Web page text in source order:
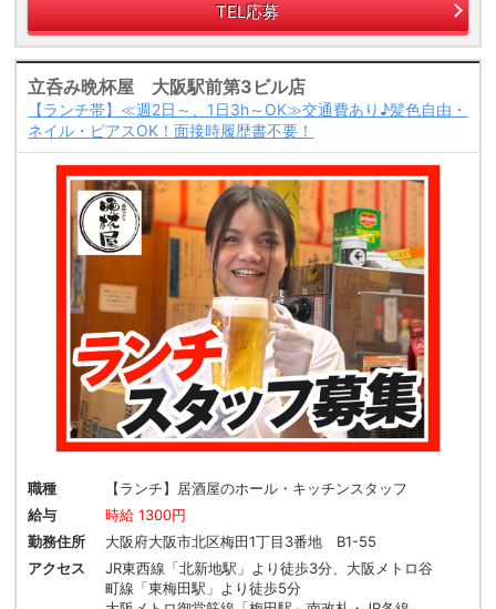
TEL応募
立呑み晩杯屋 大阪駅前第3ビル店
【ランチ帯】≪週2日～、1日3h～OK≫交通費あり♪髪色自由・
ネイル・ピアスOK！面接時履歴書不要！
職種
【ランチ】居酒屋のホール・キッチンスタッフ
給与
時給 1300円
勤務住所
大阪府大阪市北区梅田1丁目3番地 B1-55
アクセス
JR東西線「北新地駅」より徒歩3分、大阪メトロ谷
町線「東梅田駅」より徒歩5分